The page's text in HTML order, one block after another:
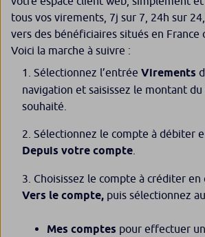
tous vos virements, 7j sur 7, 24h sur
vers des bénéficiaires situés en France
Voici la marche à suivre :
Sélectionnez l’entrée Virements
navigation et saisissez le montant
souhaité.
Sélectionnez le compte à débiter
Depuis votre compte
Choisissez le compte à créditer en
Vers le compte, puis sélectionnez
Mes comptes pour effectuer